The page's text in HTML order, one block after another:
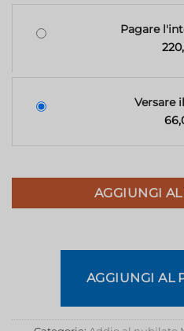
Pagare
Versare
AGGIUNGI
AGGIUNGI AL